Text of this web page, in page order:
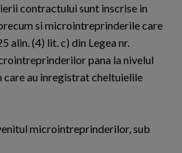
contractului sunt inscrise in
si microintreprinderile care
(4) lit. c) din Legea nr.
pana la nivelul
au inregistrat cheltuielile
microintreprinderilor, sub